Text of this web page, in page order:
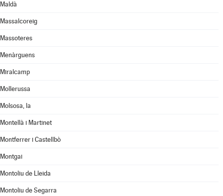
Maldà
Massalcoreig
Massoteres
Menàrguens
Miralcamp
Mollerussa
Molsosa, la
Montellà i Martinet
Montferrer i Castellbò
Montgai
Montoliu de Lleida
Montoliu de Segarra